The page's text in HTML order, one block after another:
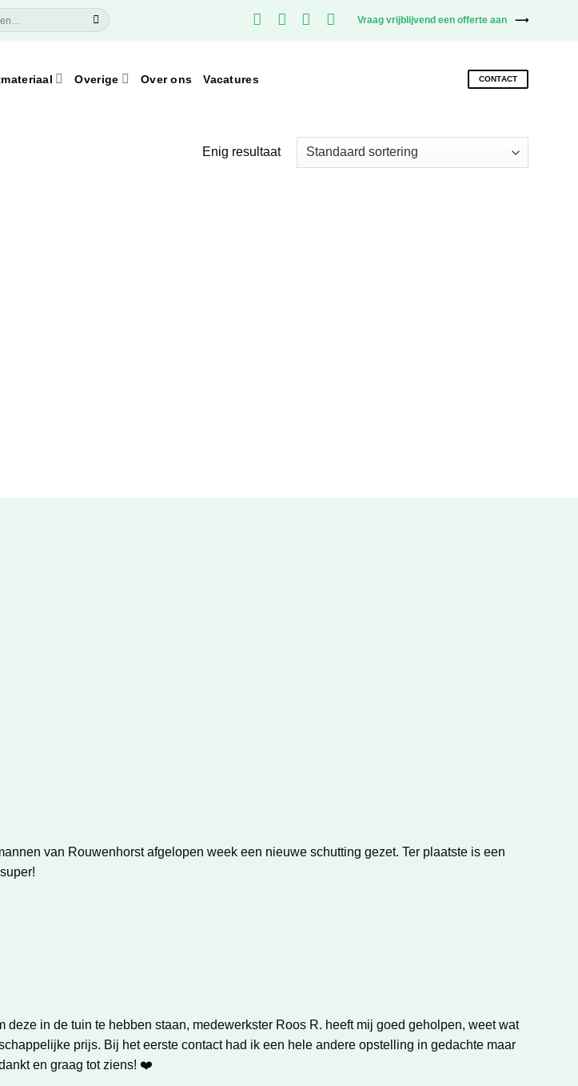
Vraag vrijblijvend een offerte aan
Overige Over ons Vacatures CONTACT
Enig resultaat
van Rouwenhorst afgelopen week een nieuwe schutting gezet. Ter plaatste is een
in de tuin te hebben staan, medewerkster Roos R. heeft mij goed geholpen, weet wat
prijs. Bij het eerste contact had ik een hele andere opstelling in gedachte maar
en graag tot ziens! ❤️